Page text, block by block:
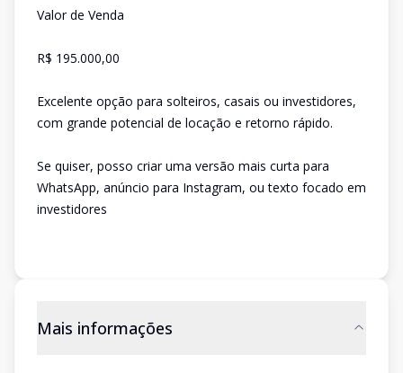
Valor de Venda
R$ 195.000,00
Excelente opção para solteiros, casais ou investidores,
com grande potencial de locação e retorno rápido.
Se quiser, posso criar uma versão mais curta para
WhatsApp, anúncio para Instagram, ou texto focado em
investidores
Mais informações